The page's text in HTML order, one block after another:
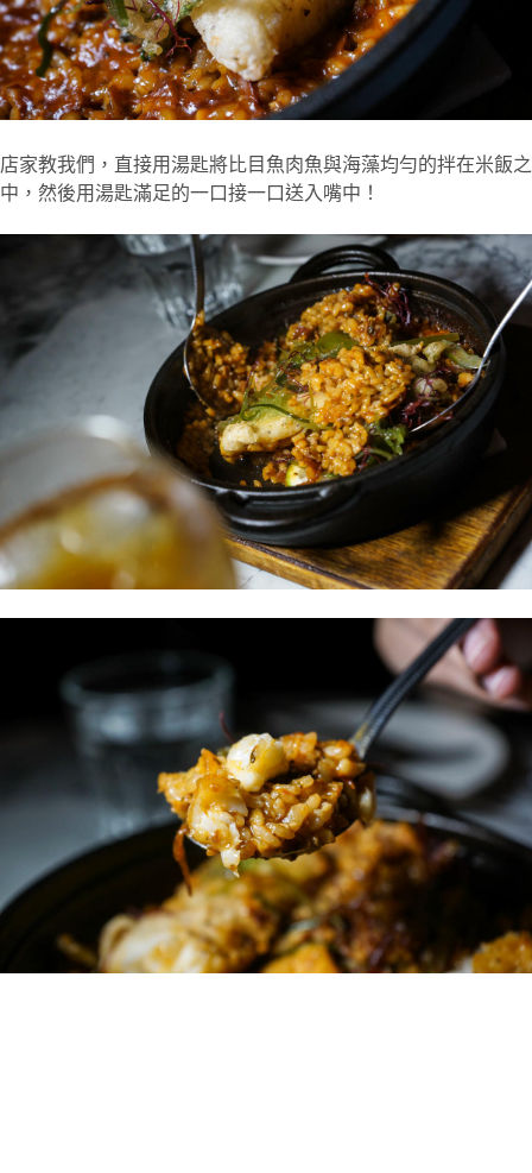
店家教我們，直接用湯匙將比目魚肉魚與海藻均勻的拌在米飯之
中，然後用湯匙滿足的一口接一口送入嘴中！